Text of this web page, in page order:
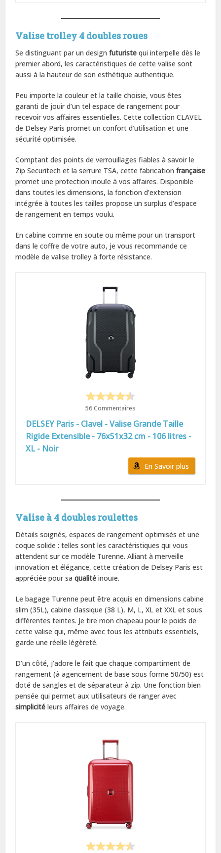
Valise trolley 4 doubles roues
Se distinguant par un designfuturiste qui interpelle dès le
premier abord, les caractéristiques de cette valise sont
aussi à la hauteur de son esthétique authentique.
Peu importe la couleur et la taille choisie, vous êtes
garanti de jouir d’un tel espace de rangement pour
recevoir vos affaires essentielles. Cette collection CLAVEL
de Delsey Paris promet un confort d’utilisation et une
sécurité optimisée.
Comptant des points de verrouillages fiables à savoir le
Zip Securitech et la serrure TSA, cette fabricationfrançaise
promet une protection inouïe à vos affaires. Disponible
dans toutes les dimensions, la fonction d’extension
intégrée à toutes les tailles propose un surplus d’espace
de rangement en temps voulu.
En cabine comme en soute ou même pour un transport
dans le coffre de votre auto, je vous recommande ce
modèle de valise trolley à forte résistance.
56 Commentaires
DELSEY Paris - Clavel - Valise Grande Taille
Rigide Extensible - 76x51x32 cm - 106 litres -
XL - Noir
En Savoir plus
Valise à 4 doubles roulettes
Détails soignés, espaces de rangement optimisés et une
coque solide : telles sont les caractéristiques qui vous
attendent sur ce modèle Turenne. Alliant à merveille
innovation et élégance, cette création de Delsey Paris est
appréciée pour sa qualité inouïe.
Le bagage Turenne peut être acquis en dimensions cabine
slim (35L), cabine classique (38 L), M, L, XL et XXL et sous
différentes teintes. Je tire mon chapeau pour le poids de
cette valise qui, même avec tous les attributs essentiels,
garde une réelle légèreté.
D’un côté, j’adore le fait que chaque compartiment de
rangement (à agencement de base sous forme 50/50) est
doté de sangles et de séparateur à zip. Une fonction bien
pensée qui permet aux utilisateurs de ranger avec
simplicité leurs affaires de voyage.